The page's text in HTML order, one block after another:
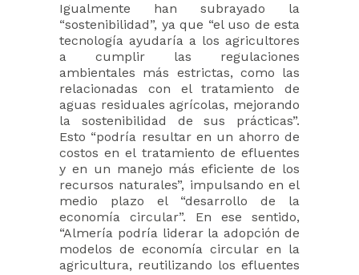
Igualmente han subrayado la
“sostenibilidad”, ya que “el uso de esta
tecnología ayudaría a los agricultores
a cumplir las regulaciones
ambientales más estrictas, como las
relacionadas con el tratamiento de
aguas residuales agrícolas, mejorando
la sostenibilidad de sus prácticas”.
Esto “podría resultar en un ahorro de
costos en el tratamiento de efluentes
y en un manejo más eficiente de los
recursos naturales”, impulsando en el
medio plazo el “desarrollo de la
economía circular”. En ese sentido,
“Almería podría liderar la adopción de
modelos de economía circular en la
agricultura, reutilizando los efluentes